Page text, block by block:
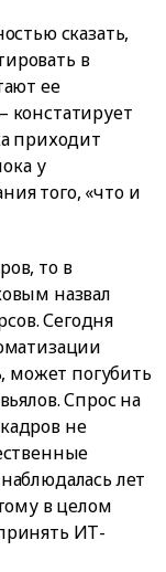
сказать,
в
ее
констатирует
приходит
у
того, «что и
то в
назвал
Сегодня
может погубить
Спрос на
не
лет
в целом
ИТ-